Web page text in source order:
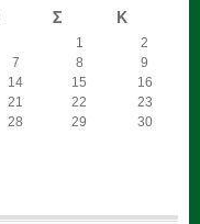
Σ Κ
1
2
7 8
9
14 15
16
21 22
23
28 29
30